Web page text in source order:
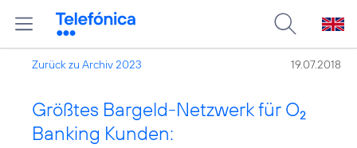
Zurück zu Archiv 2023 19.07.2018
Größtes Bargeld-Netzwerk für O2
Banking Kunden: